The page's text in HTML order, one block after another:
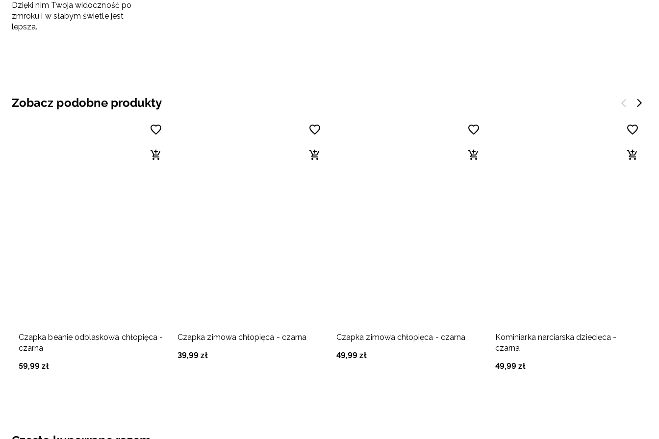
Dzięki nim Twoja widoczność po
zmroku i w słabym świetle jest
lepsza.
Zobacz podobne produkty
Czapka beanie odblaskowa chłopięca -
czarna
59,99 zł
Czapka zimowa chłopięca - czarna
39,99 zł
Czapka zimowa chłopięca - czarna
49,99 zł
Kominiarka narciarska dziecięca -
czarna
49,99 zł